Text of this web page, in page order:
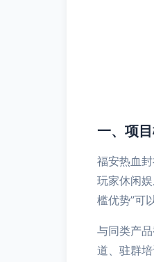
一、项
福安热血
玩家休闲
槛优势”可
与同类产
道、驻群